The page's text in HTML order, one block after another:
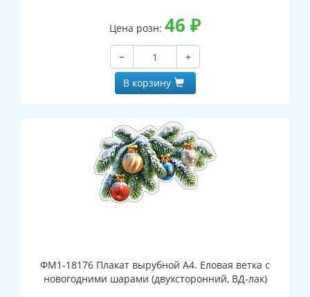
Цена розн: 46 ₽
−
+
В корзину
ФМ1-18176 Плакат вырубной А4. Еловая ветка с
новогодними шарами (двухсторонний, ВД-лак)